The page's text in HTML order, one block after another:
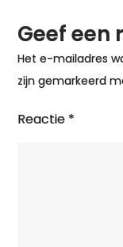
Geef een
Het e-mailadres
zijn gemarkeerd
Reactie *